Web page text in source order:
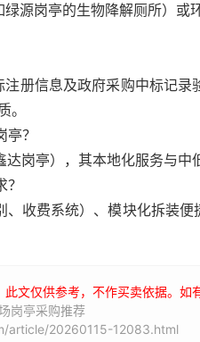
源岗亭的生物降解厕所）或
册信息及政府采购中标记
。
？
岗亭），其本地化服务与中
收费系统）、模块化拆装
文仅供参考，不作买卖依据。如
岗亭采购推荐
article/20260115-12083.html